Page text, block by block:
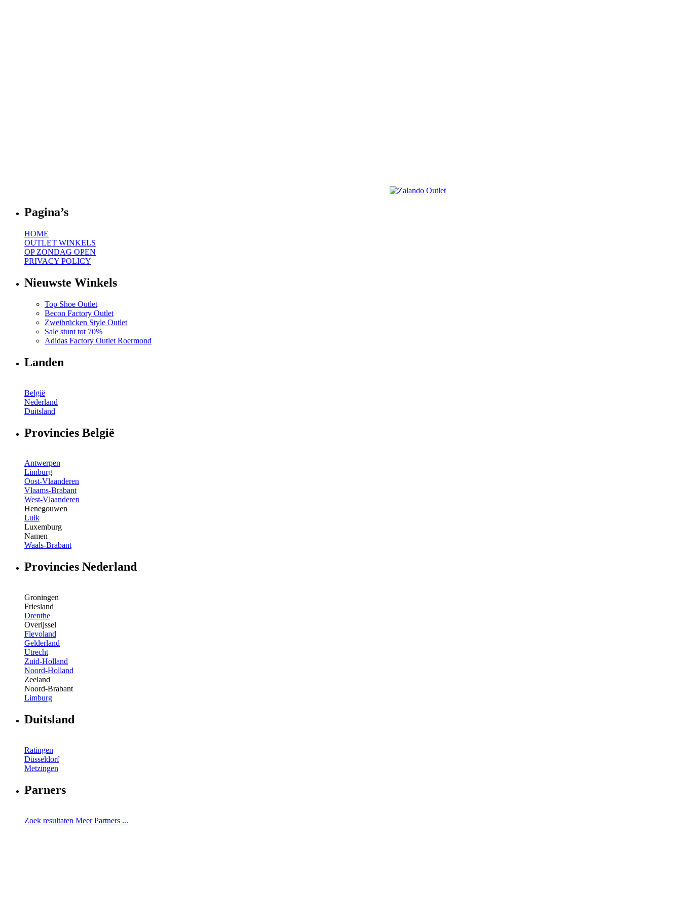
Pagina’s
HOME
OUTLET WINKELS
OP ZONDAG OPEN
PRIVACY POLICY
Nieuwste Winkels
Top Shoe Outlet
Becon Factory Outlet
Zweibrücken Style Outlet
Sale stunt tot 70%
Adidas Factory Outlet Roermond
Landen
België
Nederland
Duitsland
Provincies België
Antwerpen
Limburg
Oost-Vlaanderen
Vlaams-Brabant
West-Vlaanderen
Henegouwen
Luik
Luxemburg
Namen
Waals-Brabant
Provincies Nederland
Groningen
Friesland
Drenthe
Overijssel
Flevoland
Gelderland
Utrecht
Zuid-Holland
Noord-Holland
Zeeland
Noord-Brabant
Limburg
Duitsland
Ratingen
Düsseldorf
Metzingen
Parners
Zoek resultaten Meer Partners ...